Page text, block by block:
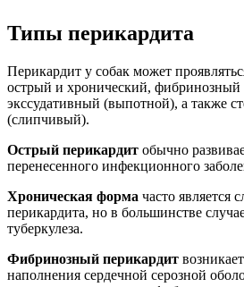
Типы перикардита
Перикардит у собак может
острый и хронический, фибринозный
экссудативный (выпотной), а также
(слипчивый).
Острый перикардит обычно
перенесенного инфекционного
Хроническая форма часто является
перикардита, но в большинстве
туберкулеза.
Фибринозный перикардит
наполнения сердечной серозной